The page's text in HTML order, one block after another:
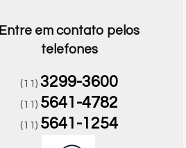
Entre em contato pelos
telefones
(11)3299-3600
(11) 5641-4782
(11) 5641-1254